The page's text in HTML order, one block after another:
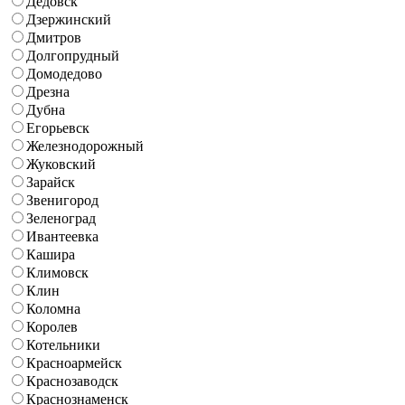
Дзержинский
Дмитров
Долгопрудный
Домодедово
Дрезна
Дубна
Егорьевск
Железнодорожный
Жуковский
Зарайск
Звенигород
Зеленоград
Ивантеевка
Кашира
Климовск
Клин
Коломна
Королев
Котельники
Красноармейск
Краснозаводск
Краснознаменск